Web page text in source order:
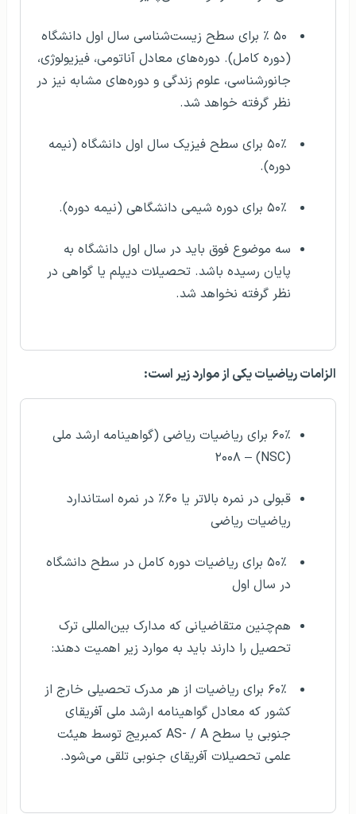
۵۰ ٪ برای سطح زیست‌شناسی سال اول دانشگاه
(دوره کامل). دوره‌های معادل آناتومی، فیزیولوژی،
جانورشناسی، علوم زندگی و دوره‌های مشابه نیز در
نظر گرفته خواهد شد.
۵۰٪ برای سطح فیزیک سال اول دانشگاه (نیمه
دوره).
سه موضوع فوق باید در سال اول دانشگاه به
پایان رسیده باشد. تحصیلات دیپلم یا گواهی در
نظر گرفته نخواهد شد.
الزامات ریاضیات یکی از موارد زیر است:
۶۰٪ برای ریاضیات ریاضی (گواهینامه ارشد ملی
(NSC) – ۲۰۰۸
قبولی در نمره بالاتر یا ۶۰٪ در نمره استاندارد
ریاضیات ریاضی
۵۰٪ برای ریاضیات دوره کامل در سطح دانشگاه
در سال اول
هم‌چنین متقاضیانی که مدارک بین‌المللی ترک
تحصیل را دارند باید به موارد زیر اهمیت دهند:
۶۰٪ برای ریاضیات از هر مدرک تحصیلی خارج از
کشور که معادل گواهینامه ارشد ملی آفریقای
جنوبی یا سطح AS- / A کمبریج توسط هیئت
علمی تحصیلات آفریقای جنوبی تلقی می‌شود.